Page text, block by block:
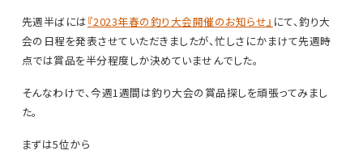
先週半ばには『2023年春の釣り大会開催のお知らせ』 にて、釣り大
会の日程を発表させていただきましたが、忙しさにかまけて先週時
点では賞品を半分程度しか決めていませんでした。
そんなわけで、今週1週間は釣り大会の賞品探しを頑張ってみまし
た。
まずは5位から